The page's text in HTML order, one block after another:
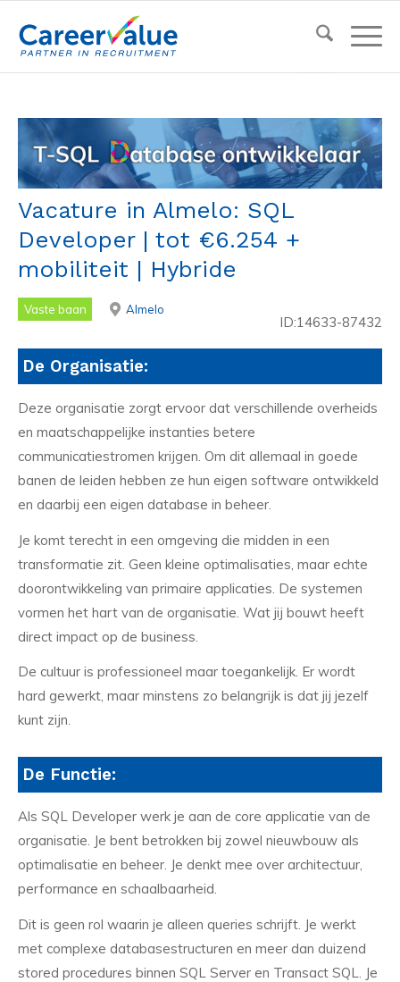
Vacature in Almelo: SQL
Developer | tot €6.254 +
mobiliteit | Hybride
Vaste baan Almelo
ID:14633-87432
De Organisatie:
Deze organisatie zorgt ervoor dat verschillende overheids
en maatschappelijke instanties betere
communicatiestromen krijgen. Om dit allemaal in goede
banen de leiden hebben ze hun eigen software ontwikkeld
en daarbij een eigen database in beheer.
Je komt terecht in een omgeving die midden in een
transformatie zit. Geen kleine optimalisaties, maar echte
doorontwikkeling van primaire applicaties. De systemen
vormen het hart van de organisatie. Wat jij bouwt heeft
direct impact op de business.
De cultuur is professioneel maar toegankelijk. Er wordt
hard gewerkt, maar minstens zo belangrijk is dat jij jezelf
kunt zijn.
De Functie:
Als SQL Developer werk je aan de core applicatie van de
organisatie. Je bent betrokken bij zowel nieuwbouw als
optimalisatie en beheer. Je denkt mee over architectuur,
performance en schaalbaarheid.
Dit is geen rol waarin je alleen queries schrijft. Je werkt
met complexe databasestructuren en meer dan duizend
stored procedures binnen SQL Server en Transact SQL. Je